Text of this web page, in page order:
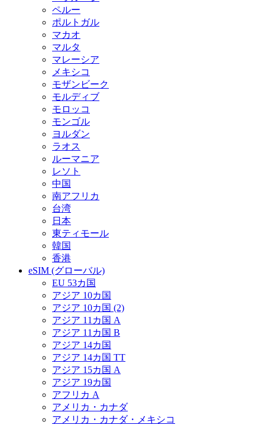
ペルー
ポルトガル
マカオ
マルタ
マレーシア
メキシコ
モザンビーク
モルディブ
モロッコ
モンゴル
ヨルダン
ラオス
ルーマニア
レソト
中国
南アフリカ
台湾
日本
東ティモール
韓国
香港
eSIM (グローバル)
EU 53カ国
アジア 10カ国
アジア 10カ国 (2)
アジア 11カ国 A
アジア 11カ国 B
アジア 14カ国
アジア 14カ国 TT
アジア 15カ国 A
アジア 19カ国
アフリカ A
アメリカ・カナダ
アメリカ・カナダ・メキシコ